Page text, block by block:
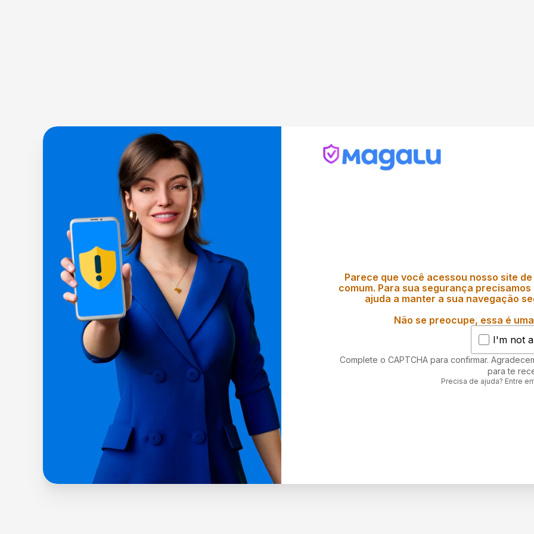
Parece que você acessou nosso site
comum. Para sua segurança
ajuda a manter a sua navegação
Não se preocupe, essa é
I'm not
Complete o CAPTCHA para confirmar.
para te
Precisa de ajuda? Entre